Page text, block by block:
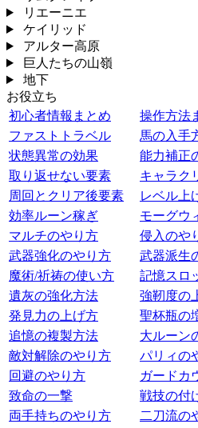
リエーニエ
ケイリッド
アルター高原
巨人たちの山嶺
地下
お役立ち
初心者情報まとめ
操作方法
ファストトラベル
馬の入手
状態異常の効果
能力補正
取り返せない要素
キャラク
周回とクリア後要素
レベル上
効率ルーン稼ぎ
モーグウ
マルチのやり方
侵入のや
武器強化のやり方
武器派生
魔術/祈祷の使い方
記憶スロ
遺灰の強化方法
強靭度の
発見力の上げ方
聖杯瓶の
追憶の複製方法
大ルーン
敵対解除のやり方
パリィの
回避のやり方
ガードカ
致命の一撃
戦技の付
両手持ちのやり方
二刀流の